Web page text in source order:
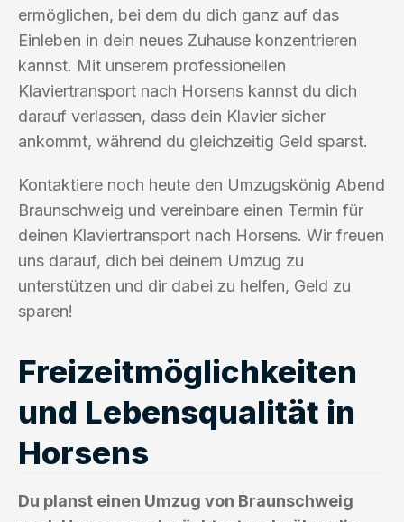
ermöglichen, bei dem du dich ganz auf das
Einleben in dein neues Zuhause konzentrieren
kannst. Mit unserem professionellen
Klaviertransport nach Horsens kannst du dich
darauf verlassen, dass dein Klavier sicher
ankommt, während du gleichzeitig Geld sparst.
Kontaktiere noch heute den Umzugskönig Abend
Braunschweig und vereinbare einen Termin für
deinen Klaviertransport nach Horsens. Wir freuen
uns darauf, dich bei deinem Umzug zu
unterstützen und dir dabei zu helfen, Geld zu
sparen!
Freizeitmöglichkeiten
und Lebensqualität in
Horsens
Du planst einen Umzug von Braunschweig